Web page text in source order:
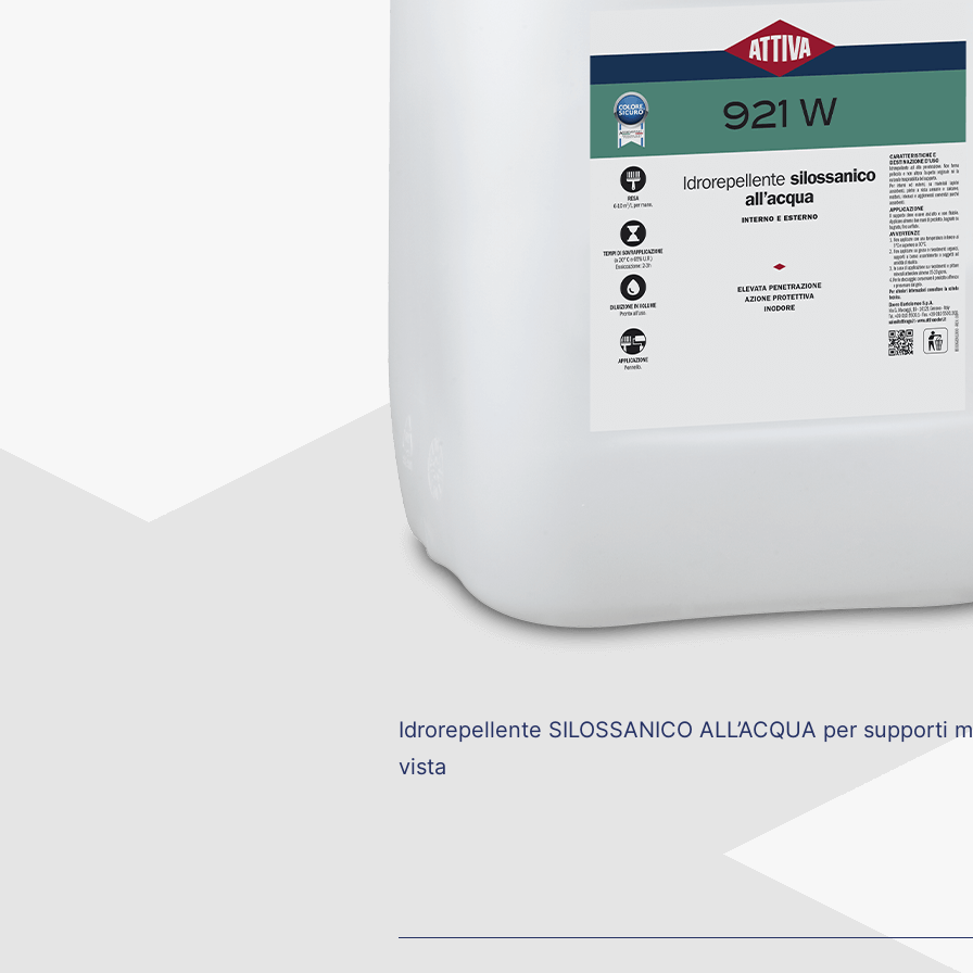
Idrorepellente SILOSSANICO ALL’ACQUA per supporti
vista